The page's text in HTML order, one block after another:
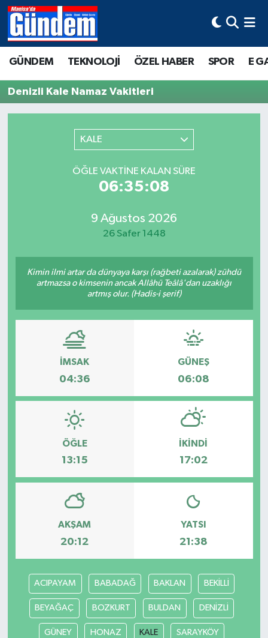
GÜNDEM TEKNOLOJİ ÖZEL HABER SPOR E
Denizli Kale Namaz Vakitleri
KALE
ÖĞLE VAKTINE KALAN SÜRE
06:35:08
9 Ağustos 2026
26 Safer 1448
Kimin ilmi artar da dünyaya karşı (rağbeti azalarak) zühdü
artmazsa o kimsenin ancak Allâhü Teâlâ'dan uzaklığı
artmış olur. (Hadis-i şerif)
İMSAK
04:36
GÜNEŞ
06:08
ÖĞLE
13:15
İKINDI
17:02
AKŞAM
20:12
YATSI
21:38
ACIPAYAM BABADAĞ BAKLAN BEKİLLİ
BEYAĞAÇ BOZKURT BULDAN DENİZLİ
GÜNEY HONAZ KALE SARAYKÖY
Manisa Hava Durumu
Süper Lig Puan Durumu ve Fikstür
Tüm Manşetler
Son Dakika Haberleri